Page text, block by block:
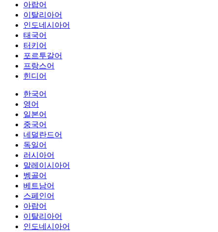
아랍어
이탈리아어
인도네시아어
태국어
터키어
포르투갈어
프랑스어
힌디어
한국어
영어
일본어
중국어
네덜란드어
독일어
러시아어
말레이시아어
벵골어
베트남어
스페인어
아랍어
이탈리아어
인도네시아어